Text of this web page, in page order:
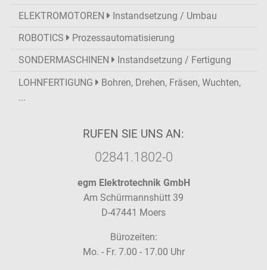
ELEKTROMOTOREN
Instandsetzung / Umbau
ROBOTICS
Prozessautomatisierung
SONDERMASCHINEN
Instandsetzung / Fertigung
LOHNFERTIGUNG
Bohren, Drehen, Fräsen, Wuchten,
...
RUFEN SIE UNS AN:
02841.1802-0
egm Elektrotechnik GmbH
Am Schürmannshütt 39
D-47441 Moers
Bürozeiten:
Mo. - Fr. 7.00 - 17.00 Uhr